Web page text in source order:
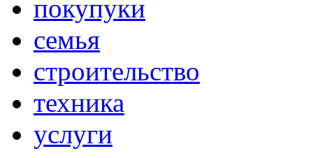
покупуки
семья
строительство
техника
услуги